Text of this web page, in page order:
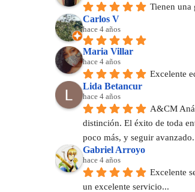
Tienen una
Carlos V
hace 4 años
Maria Villar
hace 4 años
Excelente
Lida Betancur
hace 4 años
A&CM
distinción. El éxito de toda
poco más, y seguir
Gabriel Arroyo
hace 4 años
Excelente
un excelente servicio...